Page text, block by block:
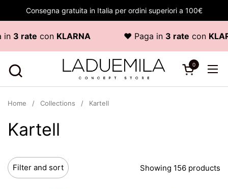
Skip to content
Consegna gratuita in Italia per ordini superiori a 100€
conKLARNA ♥ Paga in3 rateconKLARNA
Open cart
0
Home / Collections / Kartell
Kartell
Filter and sort Showing 156 products